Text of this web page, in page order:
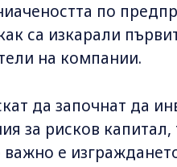
по
са изкарали
на компании.
да започнат да
за рисков
е